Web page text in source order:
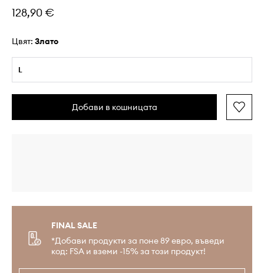
128,90 €
Цвят: злато
L
Добави в кошницата
FINAL SALE
*Добави продукти за поне 89 евро, въведи
код: FSA и вземи -15% за този продукт!